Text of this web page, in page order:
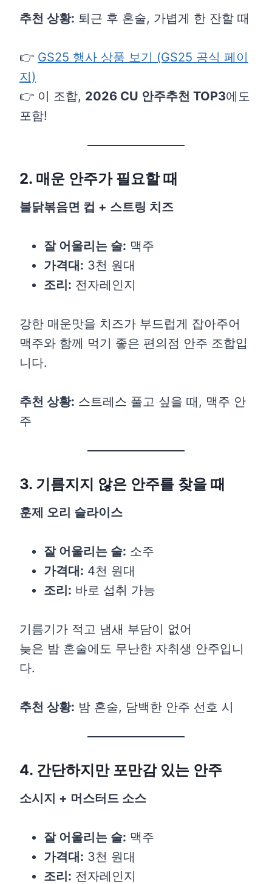
추천 상황: 퇴근 후 혼술, 가볍게 한 잔할 때
👉 GS25 행사 상품 보기 (GS25 공식 페이
지)
👉 이 조합, 2026 CU 안주추천 TOP3에도
포함!
2. 매운 안주가 필요할 때
불닭볶음면 컵 + 스트링 치즈
잘 어울리는 술: 맥주
가격대: 3천 원대
조리: 전자레인지
강한 매운맛을 치즈가 부드럽게 잡아주어
맥주와 함께 먹기 좋은 편의점 안주 조합입
니다.
추천 상황: 스트레스 풀고 싶을 때, 맥주 안
주
3. 기름지지 않은 안주를 찾을 때
훈제 오리 슬라이스
잘 어울리는 술: 소주
가격대: 4천 원대
조리: 바로 섭취 가능
기름기가 적고 냄새 부담이 없어
늦은 밤 혼술에도 무난한 자취생 안주입니
다.
추천 상황: 밤 혼술, 담백한 안주 선호 시
4. 간단하지만 포만감 있는 안주
소시지 + 머스터드 소스
잘 어울리는 술: 맥주
가격대: 3천 원대
조리: 전자레인지